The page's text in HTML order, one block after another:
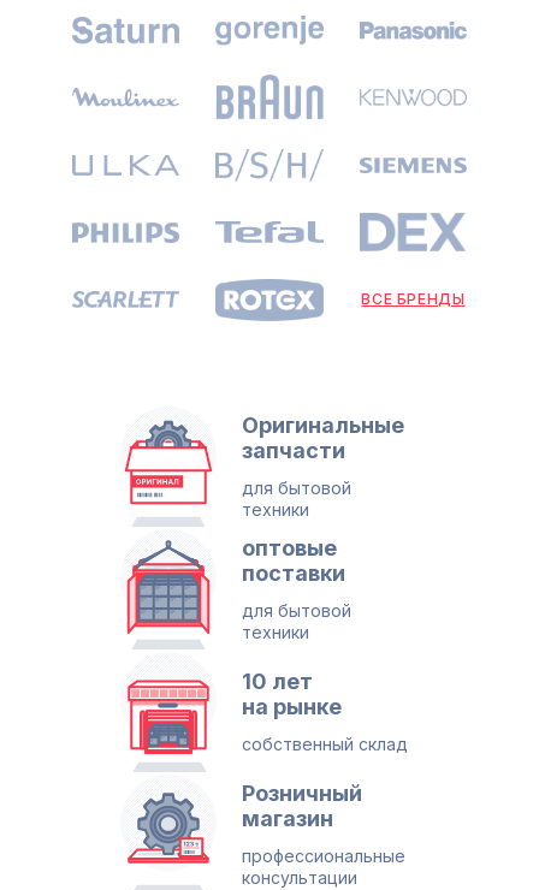
ВСЕ БРЕНДЫ
Оригинальные
запчасти
для бытовой
техники
оптовые
поставки
для бытовой
техники
10 лет
на рынке
собственный склад
Розничный
магазин
профессиональные
консультации